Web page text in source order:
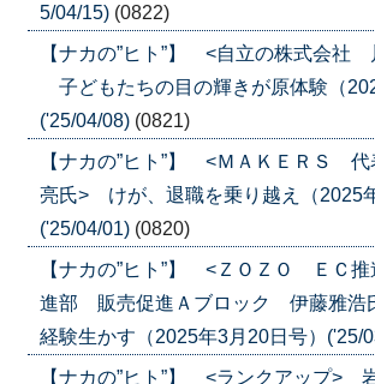
5/04/15) (0822)
【ナカの”ヒト”】 <自立の株式会社
子どもたちの目の輝きが原体験（
('25/04/08) (0821)
【ナカの”ヒト”】 <ＭＡＫＥＲＳ
亮氏> けが、退職を乗り越え（2025
('25/04/01) (0820)
【ナカの”ヒト”】 <ＺＯＺＯ ＥＣ
進部 販売促進Ａブロック 伊藤雅浩
経験生かす（2025年3月20日号）('25/
【ナカの”ヒト”】 <ランクアップ>